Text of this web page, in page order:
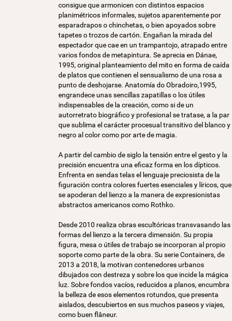
consigue que armonicen con distintos espacios
planimétricos informales, sujetos aparentemente por
esparadrapos o chinchetas, o bien apoyados sobre
tapetes o trozos de cartón. Engañan la mirada del
espectador que cae en un trampantojo, atrapado entre
varios fondos de metapintura. Se aprecia en Dánae,
1995, original planteamiento del mito en forma de caída
de platos que contienen el sensualismo de una rosa a
punto de deshojarse. Anatomía do Obradoiro,1995,
engrandece unas sencillas zapatillas o los útiles
indispensables de la creación, como si de un
autorretrato biográfico y profesional se tratase, a la par
que sublima el carácter procesual transitivo del blanco y
negro al color como por arte de magia.
A partir del cambio de siglo la tensión entre el gesto y la
precisión encuentra una eficaz forma en los dípticos.
Enfrenta en sendas telas el lenguaje preciosista de la
figuración contra colores fuertes esenciales y líricos, que
se apoderan del lienzo a la manera de expresionistas
abstractos americanos como Rothko.
Desde 2010 realiza obras escultóricas transvasando las
formas del lienzo a la tercera dimensión. Su propia
figura, mesa o útiles de trabajo se incorporan al propio
soporte como parte de la obra. Su serie Containers, de
2013 a 2018, la motivan contenedores urbanos
dibujados con destreza y sobre los que incide la mágica
luz. Sobre fondos vacíos, reducidos a planos, encumbra
la belleza de esos elementos rotundos, que presenta
aislados, descubiertos en sus muchos paseos y viajes,
como buen flâneur.